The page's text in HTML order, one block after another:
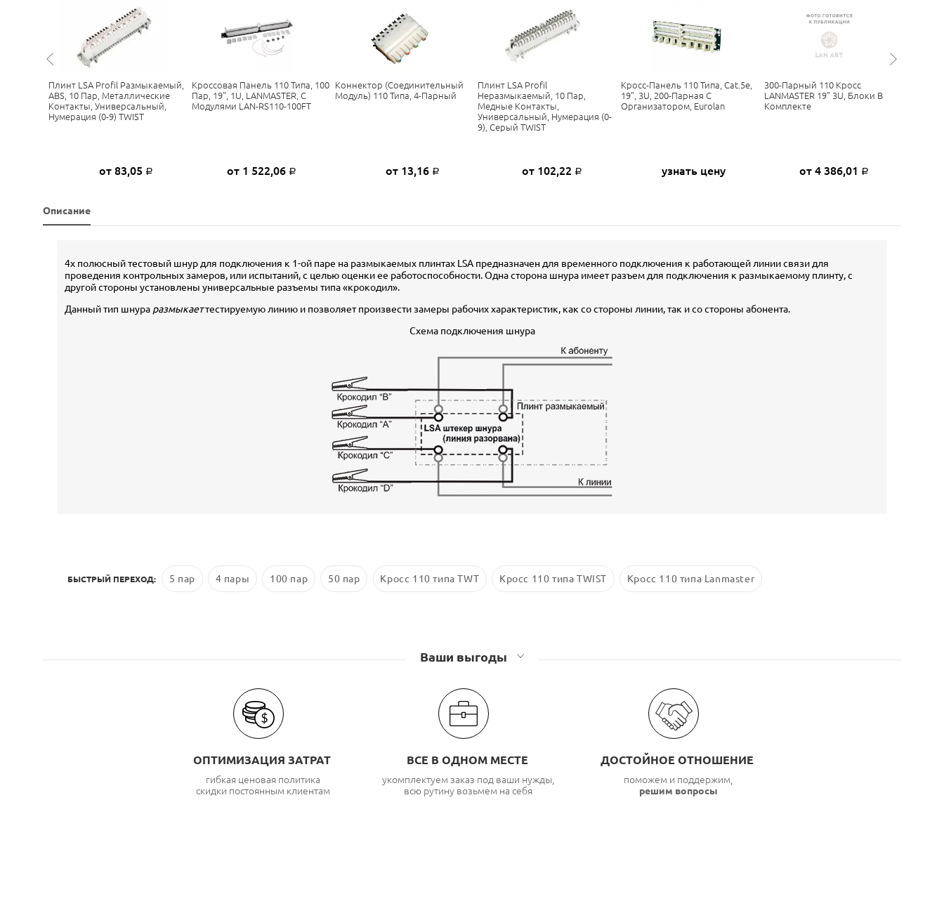
Плинт LSA Profil Размыкаемый,
ABS, 10 Пар, Металлические
Контакты, Универсальный,
Нумерация (0-9) TWIST
от 83,05 Р
Кроссовая Панель 110 Типа, 100
Пар, 19", 1U, LANMASTER, С
Модулями LAN-RS110-100FT
от 1 522,06 Р
Коннектор (соединительный
Модуль) 110 Типа, 4-Парный
от 13,16 Р
Плинт LSA Profil
Неразмыкаемый, 10 Пар,
Медные Контакты,
Универсальный, Нумерация (0-
9), Серый TWIST
от 102,22 Р
Кросс-Панель 110 Типа, Cat.5e,
19", 3U, 200-Парная С
Организатором, Eurolan
узнать цену
300-Парный 110 Кросс
LANMASTER 19" 3U, Блоки В
Комплекте
от 4 386,01 Р
Описание
4х полюсный тестовый шнур для подключения к 1-ой паре на размыкаемых плинтах LSA предназначен для временного подключения к работающей линии связи для
проведения контрольных замеров, или испытаний, с целью оценки ее работоспособности. Одна сторона шнура имеет разъем для подключения к размыкаемому плинту, с
другой стороны установлены универсальные разъемы типа «крокодил».
Данный тип шнура размыкаеттестируемую линию и позволяет произвести замеры рабочих характеристик, как со стороны линии, так и со стороны абонента.
Схема подключения шнура
БЫСТРЫЙ ПЕРЕХОД: 5 пар 4 пары 100 пар 50 пар Кросс 110 типа TWT Кросс 110 типа TWIST Кросс 110 типа Lanmaster
Ваши выгоды
ОПТИМИЗАЦИЯ ЗАТРАТ
гибкая ценовая политика
скидки постоянным клиентам
ВСЕ В ОДНОМ МЕСТЕ
укомплектуем заказ под ваши нужды,
всю рутину возьмем на себя
ДОСТОЙНОЕ ОТНОШЕНИЕ
поможем и поддержим,
решим вопросы